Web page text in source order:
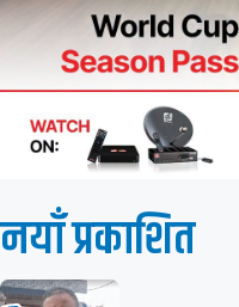
नयाँ प्रकाशित